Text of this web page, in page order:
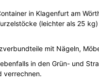
in Klagenfurt am
(leichter als 25
mit Nägeln,
in den Grün- und
verrechnen.